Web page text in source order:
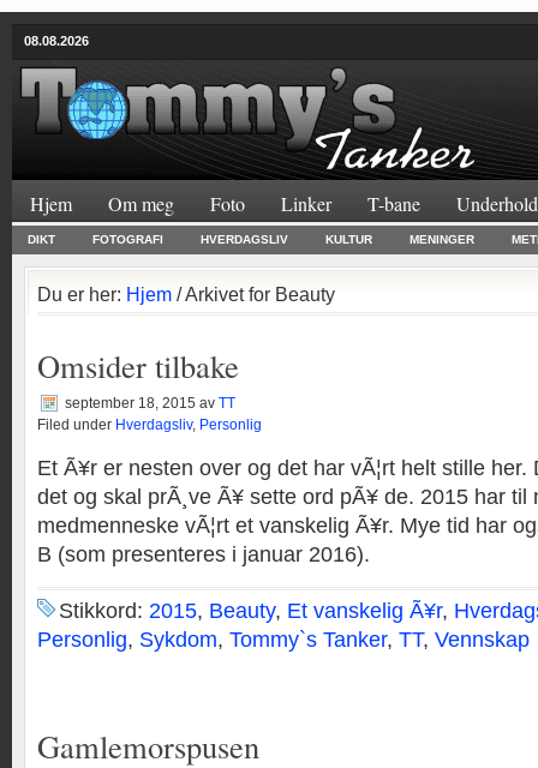
08.08.2026
Hjem Om meg Foto Linker T-bane
DIKT FOTOGRAFI HVERDAGSLIV KULTUR MENINGER
Du er her: Hjem / Arkivet for Beauty
Omsider tilbake
september 18, 2015 av TT
Filed under Hverdagsliv, Personlig
Et Ã¥r er nesten over og det har vÃ¦rt helt stille
det og skal prÃ¸ve Ã¥ sette ord pÃ¥ de. 2015 har til
medmenneske vÃ¦rt et vanskelig Ã¥r. Mye tid har
B (som presenteres i januar 2016).
Stikkord: 2015, Beauty, Et vanskelig Ã¥r,
Personlig, Sykdom, Tommy`s Tanker, TT, Vennskap
Gamlemorspusen